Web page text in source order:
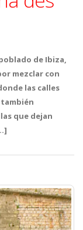
de Ibiza,
mezclar con
las calles
que dejan